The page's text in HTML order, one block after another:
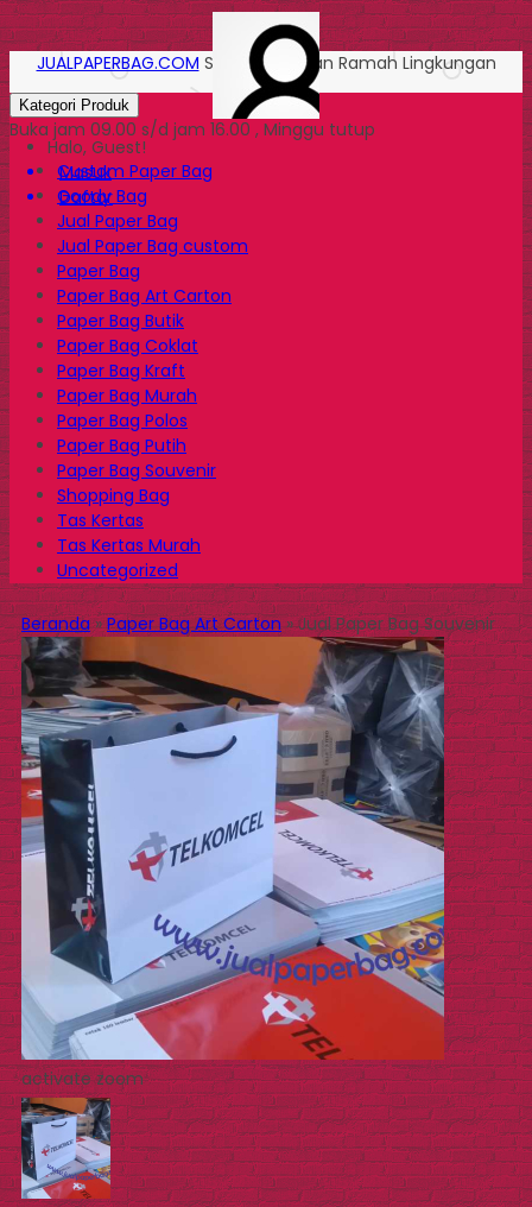
Halo, Guest!
Masuk
Daftar
JUALPAPERBAG.COM Solusi Kemasan Ramah Lingkungan
Kategori Produk
Buka jam 09.00 s/d jam 16.00 , Minggu tutup
Custom Paper Bag
Goody Bag
Jual Paper Bag
Jual Paper Bag custom
Paper Bag
Paper Bag Art Carton
Paper Bag Butik
Paper Bag Coklat
Paper Bag Kraft
Paper Bag Murah
Paper Bag Polos
Paper Bag Putih
Paper Bag Souvenir
Shopping Bag
Tas Kertas
Tas Kertas Murah
Uncategorized
Beranda»Paper Bag Art Carton»Jual Paper Bag Souvenir
activate zoom